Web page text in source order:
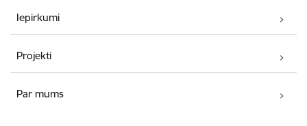
Iepirkumi
Projekti
Par mums